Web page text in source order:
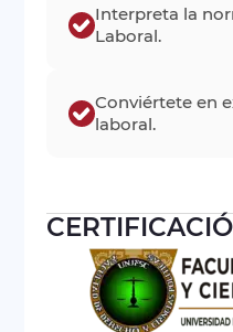
Interpreta la
Laboral.
Conviértete en
laboral.